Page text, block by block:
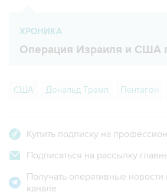
ХРОНИКА
Операция Израиля и США
США Дональд Трамп Пентагон
Купить подписку на
Подписаться на рассылку
Получать оперативные
канале